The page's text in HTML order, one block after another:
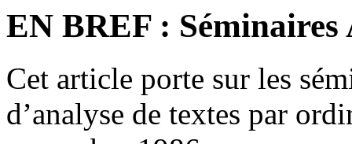
EN BREF : Séminaires
Cet article porte sur les
d’analyse de textes par